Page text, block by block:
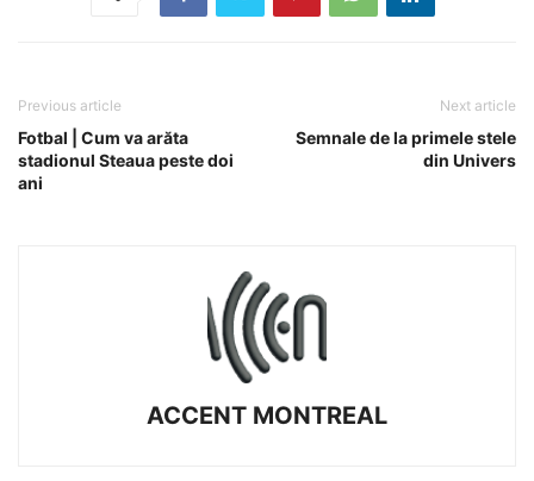
Previous article
Fotbal | Cum va arăta
stadionul Steaua peste doi
ani
Next article
Semnale de la primele stele
din Univers
ACCENT MONTREAL